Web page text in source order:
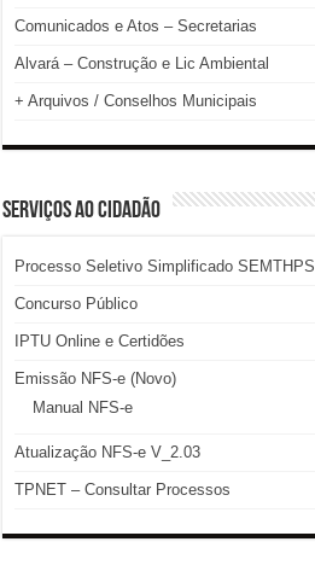
Comunicados e Atos – Secretarias
Alvará – Construção e Lic Ambiental
+ Arquivos / Conselhos Municipais
SERVIÇOS AO CIDADÃO
Processo Seletivo Simplificado SEMTHPS
Concurso Público
IPTU Online e Certidões
Emissão NFS-e (Novo)
Manual NFS-e
Atualização NFS-e V_2.03
TPNET – Consultar Processos